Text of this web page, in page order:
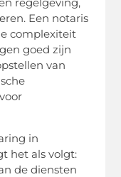
regelgeving,
Een notaris
complexiteit
goed zijn
van
in
het als volgt:
de diensten